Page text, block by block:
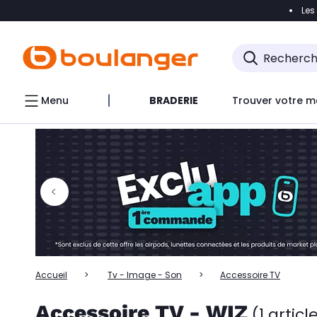
Accéder
Accéder directement au chatbot
Menu BRADERIE Trouver votre
Accueil Tv - Image - Son Accessoire TV